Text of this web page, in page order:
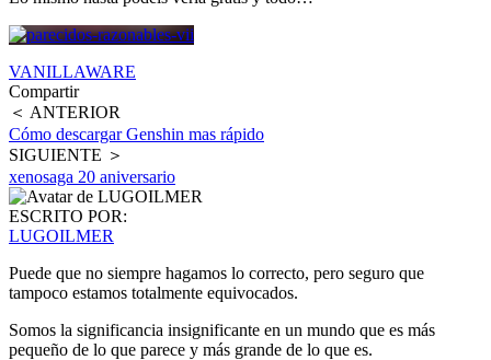
VANILLAWARE
Compartir
＜ ANTERIOR
Cómo descargar Genshin mas rápido
SIGUIENTE ＞
xenosaga 20 aniversario
ESCRITO POR:
LUGOILMER
Puede que no siempre hagamos lo correcto, pero seguro que
tampoco estamos totalmente equivocados.
Somos la significancia insignificante en un mundo que es más
pequeño de lo que parece y más grande de lo que es.